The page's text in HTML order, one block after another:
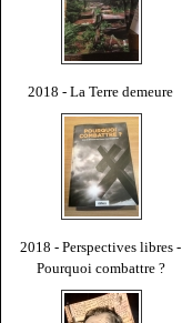
2018 - La Terre demeure
2018 - Perspectives libres -
Pourquoi combattre ?